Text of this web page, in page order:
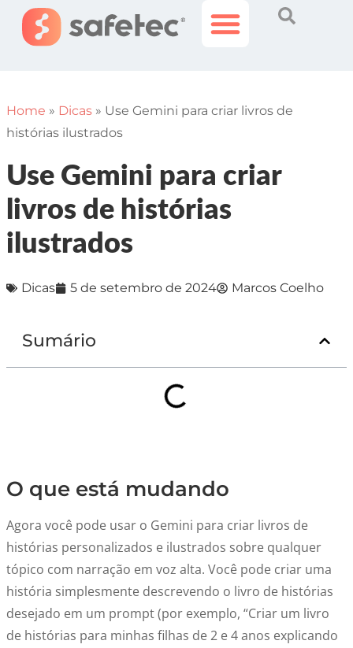
Home » Dicas » Use Gemini para criar livros de
histórias ilustrados
Use Gemini para criar
livros de histórias
ilustrados
Dicas 5 de setembro de 2024 Marcos Coelho
Sumário
O que está mudando
Agora você pode usar o Gemini para criar livros de
histórias personalizados e ilustrados sobre qualquer
tópico com narração em voz alta. Você pode criar uma
história simplesmente descrevendo o livro de histórias
desejado em um prompt (por exemplo, “Criar um livro
de histórias para minhas filhas de 2 e 4 anos explicando